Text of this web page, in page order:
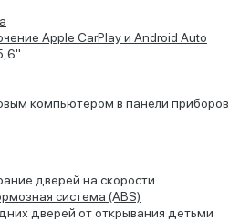
Apple CarPlay и Android Auto
компьютером в панели приборов
дверей на скорости
система (ABS)
дверей от открывания детьми